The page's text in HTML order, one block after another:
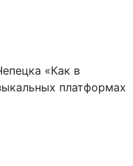
«Как в
платформах